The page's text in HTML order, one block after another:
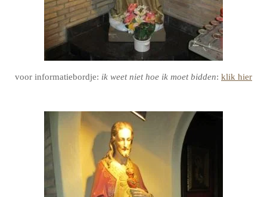
voor informatiebordje: ik weet niet hoe ik moet bidden: klik hier